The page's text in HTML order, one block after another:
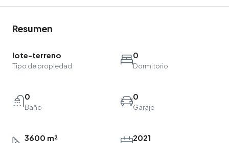
Resumen
lote-terreno
Tipo de propiedad
0
Dormitorio
0
Baño
0
Garaje
3600 m² 2021